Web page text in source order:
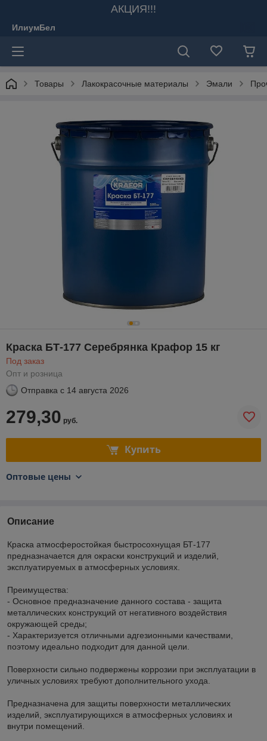
АКЦИЯ!!!
ИлиумБел
Товары Лакокрасочные материалы Эмали
Краска БТ-177 Серебрянка Крафор 15 кг
Под заказ
Опт и розница
Отправка с 14 августа 2026
279,30 руб.
Купить
Оптовые цены
Описание
Краска атмосферостойкая быстросохнущая БТ-177
предназначается для окраски конструкций и изделий,
эксплуатируемых в атмосферных условиях.
Преимущества:
- Основное предназначение данного состава - защита
металлических конструкций от негативного воздействия
окружающей среды;
- Характеризуется отличными адгезионными качествами,
поэтому идеально подходит для данной цели.
Поверхности сильно подвержены коррозии при эксплуатации в
уличных условиях требуют дополнительного ухода.
Предназначена для защиты поверхности металлических
изделий, эксплуатирующихся в атмосферных условиях и
внутри помещений.